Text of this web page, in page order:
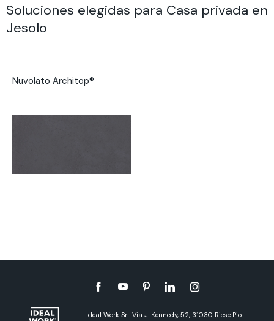
Soluciones elegidas para Casa privada en
Jesolo
Nuvolato Architop®
Ideal Work Srl. Via J. Kennedy, 52, 31030 Riese Pio